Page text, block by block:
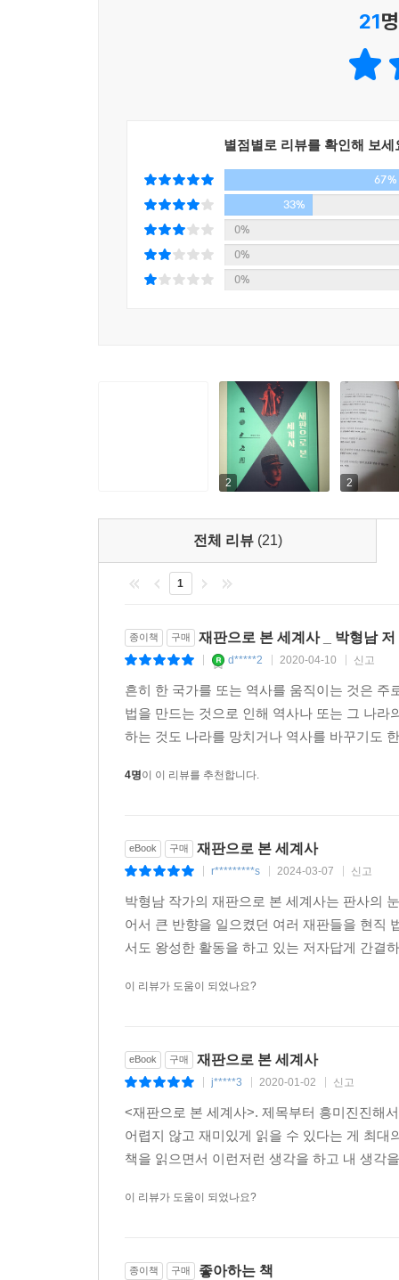
●개인이나 소수자 집단에 대한 마녀사냥은 왜, 어
●마녀사냥과 사법 제도는 어떤 관계에 있는가?
●사법부가 적극적으로 사회 개혁을 추진하는 것은
3. 역사의 법정에서 바라본 우리 사회
- 우리 ‘사법’이 나아가야 할 길
이 책에서 소개하는 세계사적 재판을 읽으면서
안목이 필요하다. 최고 권력자를 처단하는 ‘찰스
우리 사회에도 ‘강기훈 유서대필 조작 사건’, ‘
일이고, 개별 변호사의 노력에 의존해서는 오
마련되어야 할 것이다. 완벽한 재판은 없다. 하
좌초하지 않도록 그 어느 때보다 성숙한 시민의식
미국에서는 각종 인권단체와 시민단체가 의회의
넓히려고 노력한다. 미국 연방 대법원이 시대정
되었다. 위헌 판결이 선고되면 언론은 대대적으
출연해서 깊이 있게 논평하고 있다. 처음부터
-‘마버리 재판’ 중에서
21
별점별로 리뷰를 확인해 보세
67%
33%
0%
0%
0%
2 2
전체 리뷰 (21)
1
종이책 구매 재판으로 본 세계사 _ 박형남 저
d*****2 2020-04-10 신고
흔히 한 국가를 또는 역사를 움직이는 것은
법을 만드는 것으로 인해 역사나 또는 그 나
하는 것도 나라를 망치거나 역사를 바꾸기도
4명이 이 리뷰를 추천합니다.
eBook 구매 재판으로 본 세계사
r*********s 2024-03-07 신고
박형남 작가의 재판으로 본 세계사는 판사의
어서 큰 반향을 일으켰던 여러 재판들을 현직
서도 왕성한 활동을 하고 있는 저자답게 간결
이 리뷰가 도움이 되었나요?
eBook 구매 재판으로 본 세계사
j*****3 2020-01-02 신고
<재판으로 본 세계사>. 제목부터 흥미진진해
어렵지 않고 재미있게 읽을 수 있다는 게 최
책을 읽으면서 이런저런 생각을 하고 내 생각
이 리뷰가 도움이 되었나요?
종이책 구매 좋아하는 책